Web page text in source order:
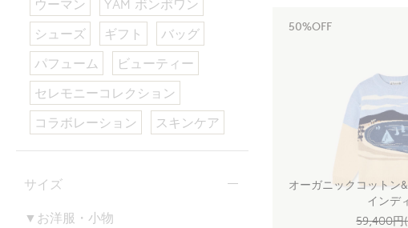
ウーマン YAM ボンポワン
シューズ ギフト バッグ
パフューム ビューティー
セレモニーコレクション
コラボレーション スキンケア
サイズ
▼お洋服・小物
50%OFF
オーガニックコットン
インデ
59,400円